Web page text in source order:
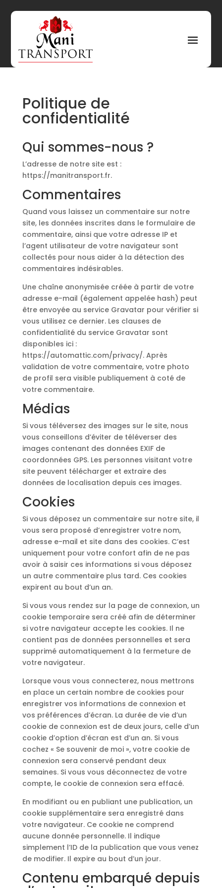
Politique de
confidentialité
Qui sommes-nous ?
L’adresse de notre site est :
https://manitransport.fr.
Commentaires
Quand vous laissez un commentaire sur notre
site, les données inscrites dans le formulaire de
commentaire, ainsi que votre adresse IP et
l’agent utilisateur de votre navigateur sont
collectés pour nous aider à la détection des
commentaires indésirables.
Une chaîne anonymisée créée à partir de votre
adresse e-mail (également appelée hash) peut
être envoyée au service Gravatar pour vérifier si
vous utilisez ce dernier. Les clauses de
confidentialité du service Gravatar sont
disponibles ici :
https://automattic.com/privacy/. Après
validation de votre commentaire, votre photo
de profil sera visible publiquement à coté de
votre commentaire.
Médias
Si vous téléversez des images sur le site, nous
vous conseillons d’éviter de téléverser des
images contenant des données EXIF de
coordonnées GPS. Les personnes visitant votre
site peuvent télécharger et extraire des
données de localisation depuis ces images.
Cookies
Si vous déposez un commentaire sur notre site, il
vous sera proposé d’enregistrer votre nom,
adresse e-mail et site dans des cookies. C’est
uniquement pour votre confort afin de ne pas
avoir à saisir ces informations si vous déposez
un autre commentaire plus tard. Ces cookies
expirent au bout d’un an.
Si vous vous rendez sur la page de connexion, un
cookie temporaire sera créé afin de déterminer
si votre navigateur accepte les cookies. Il ne
contient pas de données personnelles et sera
supprimé automatiquement à la fermeture de
votre navigateur.
Lorsque vous vous connecterez, nous mettrons
en place un certain nombre de cookies pour
enregistrer vos informations de connexion et
vos préférences d’écran. La durée de vie d’un
cookie de connexion est de deux jours, celle d’un
cookie d’option d’écran est d’un an. Si vous
cochez « Se souvenir de moi », votre cookie de
connexion sera conservé pendant deux
semaines. Si vous vous déconnectez de votre
compte, le cookie de connexion sera effacé.
En modifiant ou en publiant une publication, un
cookie supplémentaire sera enregistré dans
votre navigateur. Ce cookie ne comprend
aucune donnée personnelle. Il indique
simplement l’ID de la publication que vous venez
de modifier. Il expire au bout d’un jour.
Contenu embarqué depuis